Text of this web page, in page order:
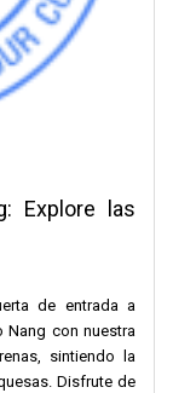
Explore las
de entrada a
Nang con nuestra
sintiendo la
Disfrute de